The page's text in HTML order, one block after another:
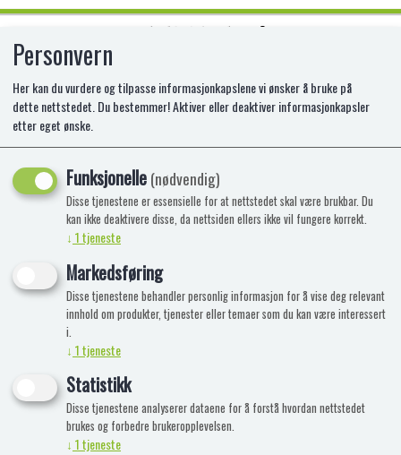
PLAY-DOH CREATIN´ CAKES
PLAYSET
EX-F4718
Personvern
Her kan du vurdere og tilpasse informasjonkapslene vi ønsker å bruke på
dette nettstedet. Du bestemmer! Aktiver eller deaktiver informasjonkapsler
etter eget ønske.
Funksjonelle(nødvendig)
Disse tjenestene er essensielle for at nettstedet skal være brukbar. Du
kan ikke deaktivere disse, da nettsiden ellers ikke vil fungere korrekt.
↓ 1tjeneste
Markedsføring
Disse tjenestene behandler personlig informasjon for å vise deg relevant
innhold om produkter, tjenester eller temaer som du kan være interessert
i.
↓ 1tjeneste
Statistikk
Disse tjenestene analyserer dataene for å forstå hvordan nettstedet
brukes og forbedre brukeropplevelsen.
↓ 1tjeneste